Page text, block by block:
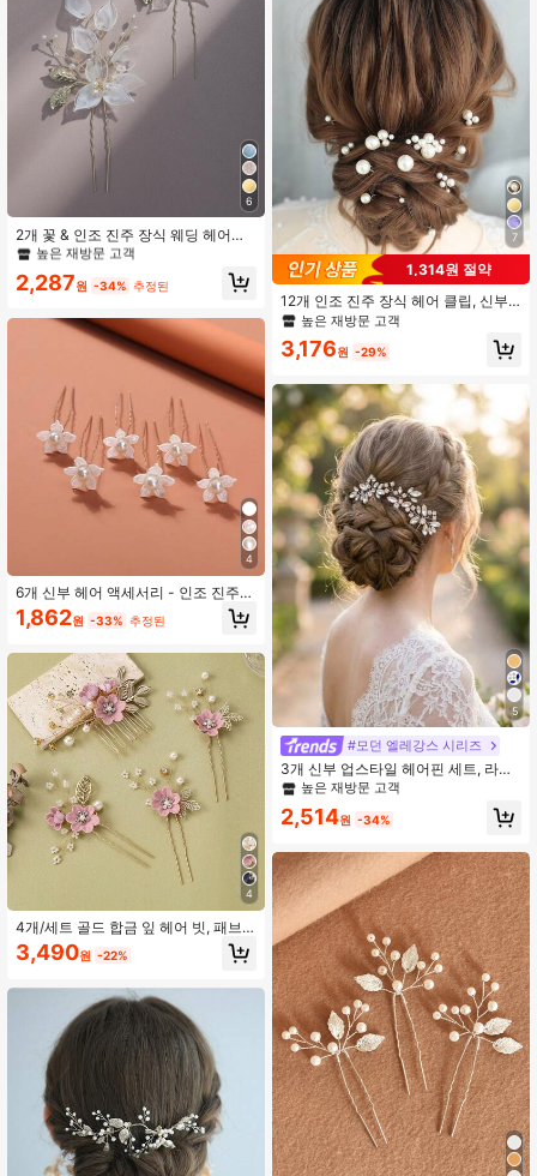
6
2개 꽃 & 인조 진주 장식 웨딩 헤어핀
결혼식용 우아한 발렌타인데이 액세
#10 TOP 3위 금 신부용 머리 장식
#10 TOP 3위
금 신부용 머리 장식
높은 재방문 고객
#10 TOP 3위
금 신부용 머리 장식
높은 재방문 고객
#10 TOP 3위
높은 재방문 고객
2,287원 -34% 추정된
4
6개 신부 헤어 액세서리 - 인조 진주
한국 스타일 헤어핀, 헤어 클립, 보비
핀, U자형 헤어 스틱, 헤어 빗 웨딩 여
1,862원 -33% 추정된
4
4개/세트 골드 합금 잎 헤어 빗, 패브
릭 플로럴 헤어 클립, 화이트 진주 & 라
인스톤 헤어 핀 신부용
3,490원 -22%
7
1,314원 절약
12개 인조 진주 장식 헤어 클립, 신부,
데일리 웨어 & 웨딩 발렌타인 데이 액
리
높은 재방문 고객
3,176원 -29%
5
#모던 엘레강스 시리즈
3개 신부 업스타일 헤어핀 세트, 라인
스톤 엮은 신부 헤어 액세서리 발렌타
높은 재방문 고객
2,514원 -34%